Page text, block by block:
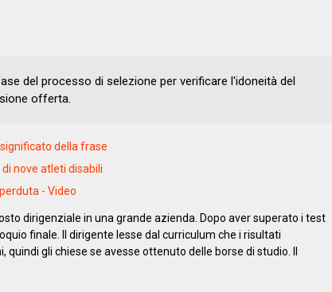
del processo di selezione per verificare l'idoneità del
offerta.
della frase
nove atleti disabili
- Video
dirigenziale in una grande azienda. Dopo aver superato i test
finale. Il dirigente lesse dal curriculum che i risultati
gli chiese se avesse ottenuto delle borse di studio. Il